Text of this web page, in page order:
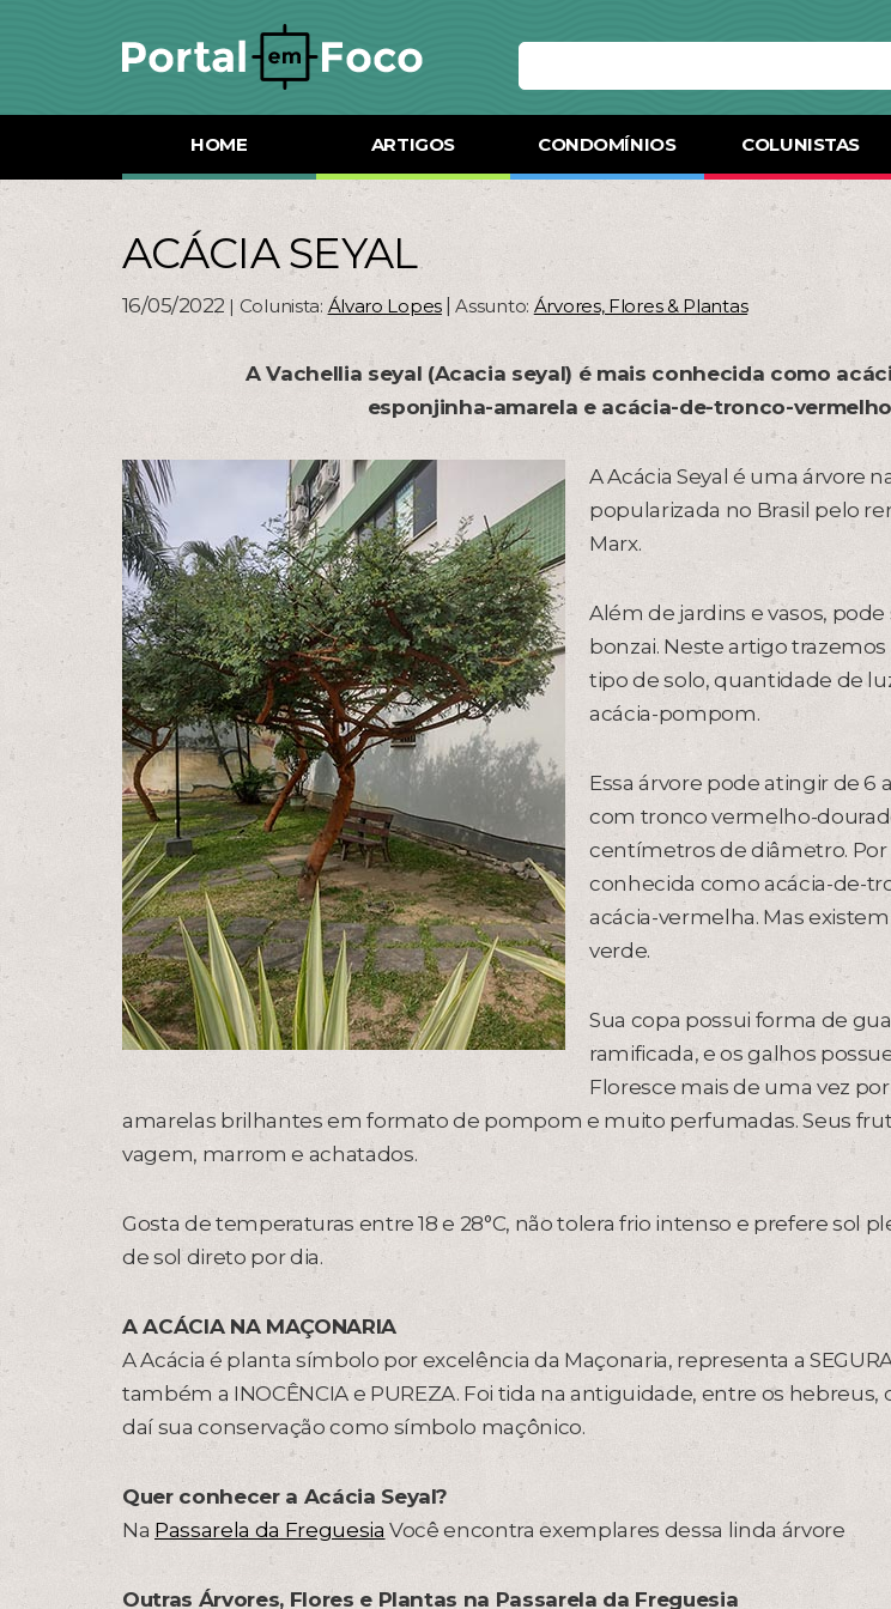
HOME ARTIGOS CONDOMÍNIOS COLUNISTAS
ACÁCIA SEYAL
16/05/2022 | Colunista: Álvaro Lopes|Assunto: Árvores, Flores & Plantas
A Vachellia seyal (Acacia seyal) é mais conhecida como
esponjinha-amarela e acácia-de-tronco-vermelho
A Acácia Seyal é uma árvore
popularizada no Brasil pelo
Marx.
Além de jardins e vasos,
bonzai. Neste artigo
tipo de solo, quantidade de
acácia-pompom.
Essa árvore pode atingir de 6
com tronco vermelho-
centímetros de diâmetro.
conhecida como acácia-de-
acácia-vermelha. Mas
verde.
Sua copa possui forma de
ramificada, e os galhos
Floresce mais de uma vez
amarelas brilhantes em formato de pompom e muito perfumadas. Seus
vagem, marrom e achatados.
Gosta de temperaturas entre 18 e 28°C, não tolera frio intenso e prefere sol
de sol direto por dia.
A ACÁCIA NA MAÇONARIA
A Acácia é planta símbolo por excelência da Maçonaria, representa a
também a INOCÊNCIA e PUREZA. Foi tida na antiguidade, entre os hebreus,
daí sua conservação como símbolo maçônico.
Quer conhecer a Acácia Seyal?
Na Passarela da Freguesia Você encontra exemplares dessa linda árvore
Outras Árvores, Flores e Plantas na Passarela da Freguesia